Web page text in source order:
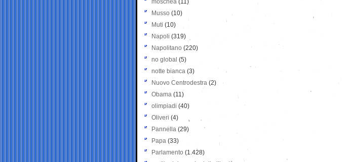
moschea (11)
Musso (10)
Muti (10)
Napoli (319)
Napolitano (220)
no global (5)
notte bianca (3)
Nuovo Centrodestra (2)
Obama (11)
olimpiadi (40)
Oliveri (4)
Pannella (29)
Papa (33)
Parlamento (1.428)